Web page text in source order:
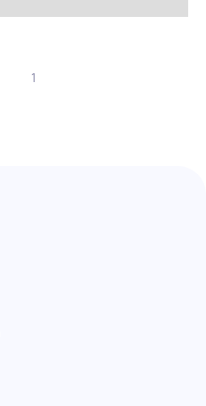
1